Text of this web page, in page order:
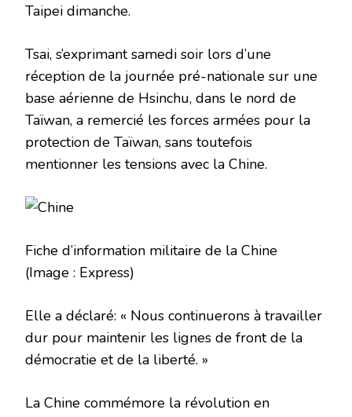
Taipei dimanche.
Tsai, s’exprimant samedi soir lors d’une
réception de la journée pré-nationale sur une
base aérienne de Hsinchu, dans le nord de
Taïwan, a remercié les forces armées pour la
protection de Taïwan, sans toutefois
mentionner les tensions avec la Chine.
Fiche d’information militaire de la Chine
(Image : Express)
Elle a déclaré: « Nous continuerons à travailler
dur pour maintenir les lignes de front de la
démocratie et de la liberté. »
La Chine commémore la révolution en